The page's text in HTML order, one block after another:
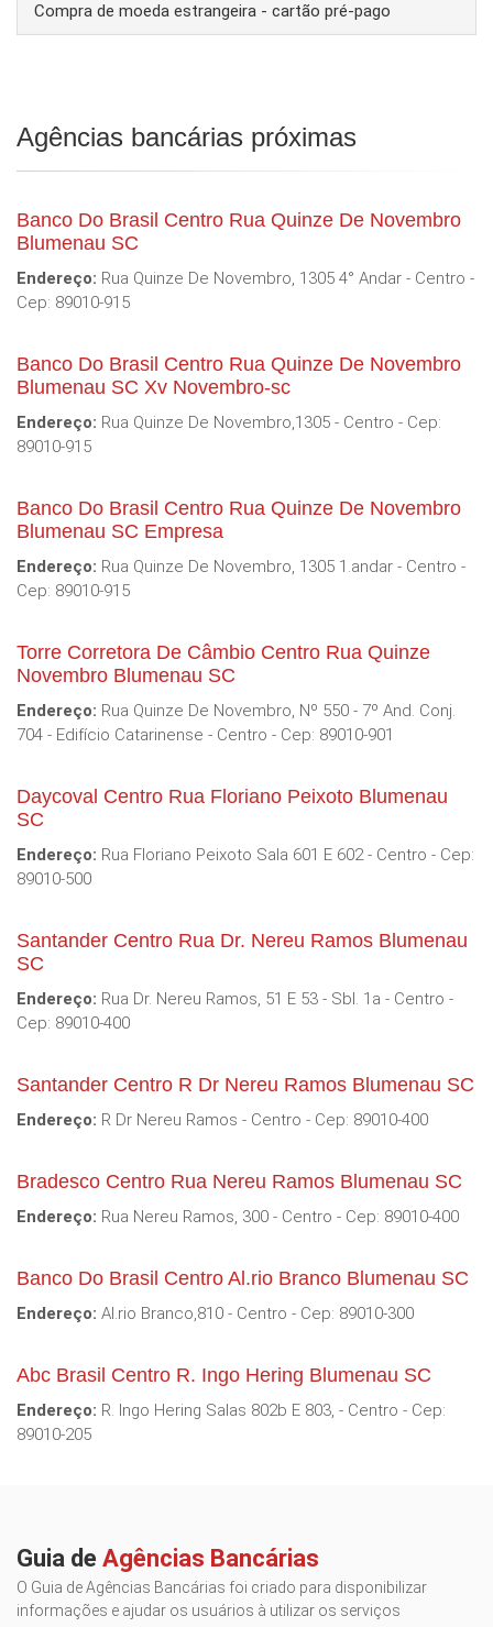
Compra de moeda estrangeira - cartão pré-pago
Agências bancárias próximas
Banco Do Brasil Centro Rua Quinze De Novembro
Blumenau SC
Endereço: Rua Quinze De Novembro, 1305 4° Andar - Centro -
Cep: 89010-915
Banco Do Brasil Centro Rua Quinze De Novembro
Blumenau SC Xv Novembro-sc
Endereço: Rua Quinze De Novembro,1305 - Centro - Cep:
89010-915
Banco Do Brasil Centro Rua Quinze De Novembro
Blumenau SC Empresa
Endereço: Rua Quinze De Novembro, 1305 1.andar - Centro -
Cep: 89010-915
Torre Corretora De Câmbio Centro Rua Quinze
Novembro Blumenau SC
Endereço: Rua Quinze De Novembro, Nº 550 - 7º And. Conj.
704 - Edifício Catarinense - Centro - Cep: 89010-901
Daycoval Centro Rua Floriano Peixoto Blumenau
SC
Endereço: Rua Floriano Peixoto Sala 601 E 602 - Centro - Cep:
89010-500
Santander Centro Rua Dr. Nereu Ramos Blumenau
SC
Endereço: Rua Dr. Nereu Ramos, 51 E 53 - Sbl. 1a - Centro -
Cep: 89010-400
Santander Centro R Dr Nereu Ramos Blumenau SC
Endereço: R Dr Nereu Ramos - Centro - Cep: 89010-400
Bradesco Centro Rua Nereu Ramos Blumenau SC
Endereço: Rua Nereu Ramos, 300 - Centro - Cep: 89010-400
Banco Do Brasil Centro Al.rio Branco Blumenau SC
Endereço: Al.rio Branco,810 - Centro - Cep: 89010-300
Abc Brasil Centro R. Ingo Hering Blumenau SC
Endereço: R. Ingo Hering Salas 802b E 803, - Centro - Cep:
89010-205
Guia de Agências Bancárias
O Guia de Agências Bancárias foi criado para disponibilizar
informações e ajudar os usuários à utilizar os serviços